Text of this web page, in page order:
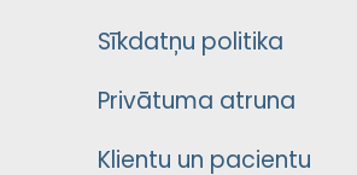
Sīkdatņu politika
Privātuma atruna
Klientu un pacientu